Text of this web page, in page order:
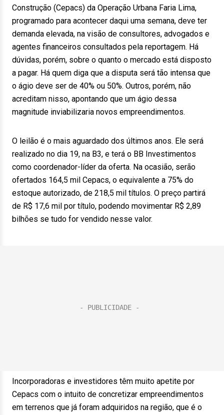
Construção (Cepacs) da Operação Urbana Faria Lima,
programado para acontecer daqui uma semana, deve ter
demanda elevada, na visão de consultores, advogados e
agentes financeiros consultados pela reportagem. Há
dúvidas, porém, sobre o quanto o mercado está disposto
a pagar. Há quem diga que a disputa será tão intensa que
o ágio deve ser de 40% ou 50%. Outros, porém, não
acreditam nisso, apontando que um ágio dessa
magnitude inviabilizaria novos empreendimentos.
O leilão é o mais aguardado dos últimos anos. Ele será
realizado no dia 19, na B3, e terá o BB Investimentos
como coordenador-líder da oferta. Na ocasião, serão
ofertados 164,5 mil Cepacs, o equivalente a 75% do
estoque autorizado, de 218,5 mil títulos. O preço partirá
de R$ 17,6 mil por título, podendo movimentar R$ 2,89
bilhões se tudo for vendido nesse valor.
Incorporadoras e investidores têm muito apetite por
Cepacs com o intuito de concretizar empreendimentos
em terrenos que já foram adquiridos na região, que é o